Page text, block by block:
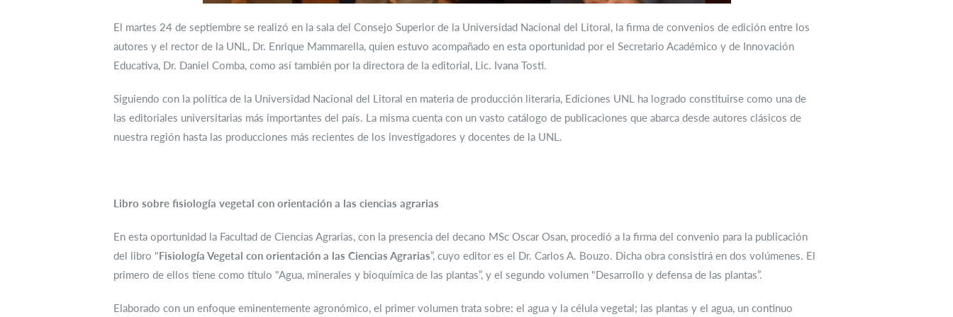
El martes 24 de septiembre se realizó en la sala del Consejo Superior de la Universidad Nacional del Litoral, la firma de convenios de edición entre los
autores y el rector de la UNL, Dr. Enrique Mammarella, quien estuvo acompañado en esta oportunidad por el Secretario Académico y de Innovación
Educativa, Dr. Daniel Comba, como así también por la directora de la editorial, Lic. Ivana Tosti.
Siguiendo con la política de la Universidad Nacional del Litoral en materia de producción literaria, Ediciones UNL ha logrado constituirse como una de
las editoriales universitarias más importantes del país. La misma cuenta con un vasto catálogo de publicaciones que abarca desde autores clásicos de
nuestra región hasta las producciones más recientes de los investigadores y docentes de la UNL.
Libro sobre fisiología vegetal con orientación a las ciencias agrarias
En esta oportunidad la Facultad de Ciencias Agrarias, con la presencia del decano MSc Oscar Osan, procedió a la firma del convenio para la publicación
del libro "Fisiología Vegetal con orientación a las Ciencias Agrarias”, cuyo editor es el Dr. Carlos A. Bouzo. Dicha obra consistirá en dos volúmenes. El
primero de ellos tiene como título "Agua, minerales y bioquímica de las plantas”, y el segundo volumen "Desarrollo y defensa de las plantas”.
Elaborado con un enfoque eminentemente agronómico, el primer volumen trata sobre: el agua y la célula vegetal; las plantas y el agua, un continuo